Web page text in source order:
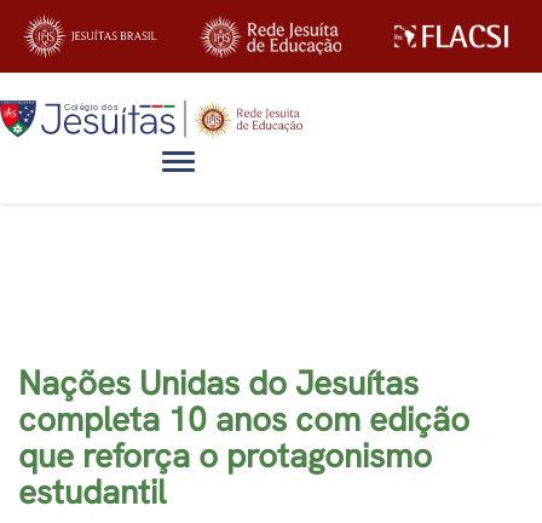
Alternar navegação
Nações Unidas do Jesuítas
completa 10 anos com edição
que reforça o protagonismo
estudantil